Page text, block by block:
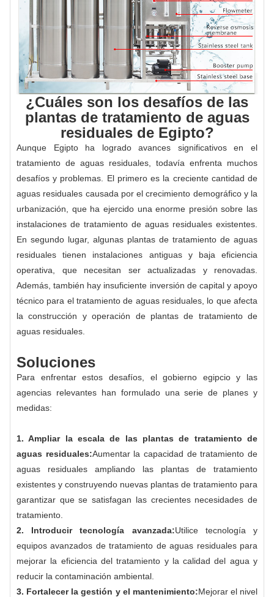
¿Cuáles son los desafíos de las
plantas de tratamiento de aguas
residuales de Egipto?
Aunque Egipto ha logrado avances significativos en el
tratamiento de aguas residuales, todavía enfrenta muchos
desafíos y problemas. El primero es la creciente cantidad de
aguas residuales causada por el crecimiento demográfico y la
urbanización, que ha ejercido una enorme presión sobre las
instalaciones de tratamiento de aguas residuales existentes.
En segundo lugar, algunas plantas de tratamiento de aguas
residuales tienen instalaciones antiguas y baja eficiencia
operativa, que necesitan ser actualizadas y renovadas.
Además, también hay insuficiente inversión de capital y apoyo
técnico para el tratamiento de aguas residuales, lo que afecta
la construcción y operación de plantas de tratamiento de
aguas residuales.
Soluciones
Para enfrentar estos desafíos, el gobierno egipcio y las
agencias relevantes han formulado una serie de planes y
medidas:
1. Ampliar la escala de las plantas de tratamiento de
aguas residuales:Aumentar la capacidad de tratamiento de
aguas residuales ampliando las plantas de tratamiento
existentes y construyendo nuevas plantas de tratamiento para
garantizar que se satisfagan las crecientes necesidades de
tratamiento.
2. Introducir tecnología avanzada:Utilice tecnología y
equipos avanzados de tratamiento de aguas residuales para
mejorar la eficiencia del tratamiento y la calidad del agua y
reducir la contaminación ambiental.
3. Fortalecer la gestión y el mantenimiento:Mejorar el nivel